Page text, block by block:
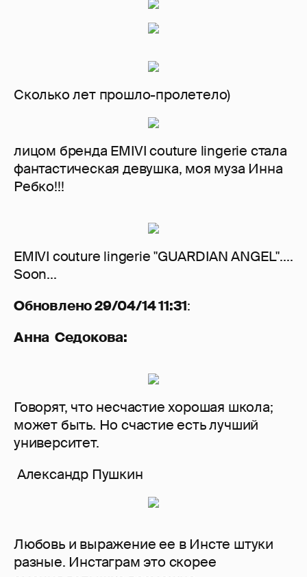
Сколько лет прошло-пролетело)
лицом бренда EMIVI couture lingerie стала
фантастическая девушка, моя муза Инна
Ребко!!!
EMIVI couture lingerie "GUARDIAN ANGEL"....
Soon...
Обновлено 29/04/14 11:31:
Анна Седокова:
Говорят, что несчастие хорошая школа;
может быть. Но счастие есть лучший
университет.
Александр Пушкин
Любовь и выражение ее в Инсте штуки
разные. Инстаграм это скорее